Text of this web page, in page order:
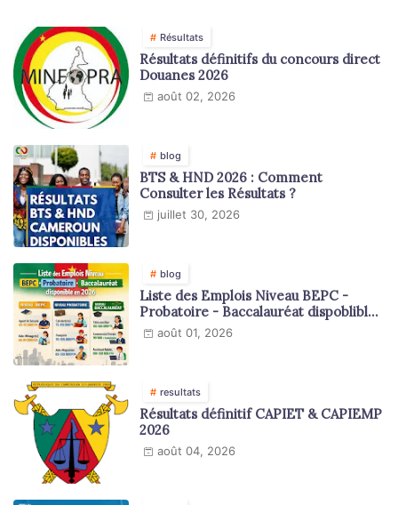
Résultats
Résultats définitifs du concours direct
Douanes 2026
août 02, 2026
blog
BTS & HND 2026 : Comment
Consulter les Résultats ?
juillet 30, 2026
blog
Liste des Emplois Niveau BEPC -
Probatoire - Baccalauréat dispoblible
en 2026
août 01, 2026
resultats
Résultats définitif CAPIET & CAPIEMP
2026
août 04, 2026